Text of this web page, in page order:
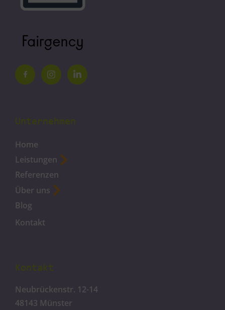
Unternehmen
Home
Leistungen
Referenzen
Über uns
Blog
Kontakt
Kontakt
Neubrückenstr. 12-14
48143 Münster